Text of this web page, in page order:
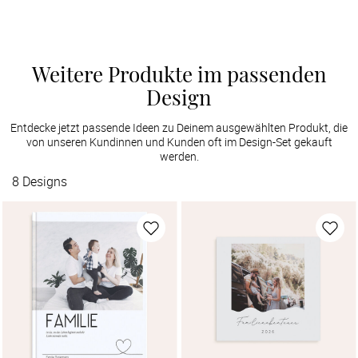
Weitere Produkte im passenden
Design
Entdecke jetzt passende Ideen zu Deinem ausgewählten Produkt, die
von unseren Kundinnen und Kunden oft im Design-Set gekauft
werden.
8 Designs